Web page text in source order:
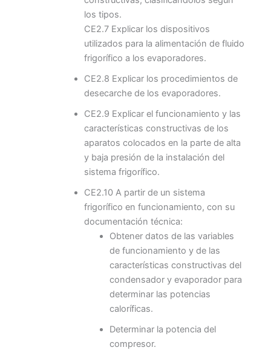
los tipos.
CE2.7 Explicar los dispositivos
utilizados para la alimentación de fluido
frigorífico a los evaporadores.
CE2.8 Explicar los procedimientos de
desecarche de los evaporadores.
CE2.9 Explicar el funcionamiento y las
características constructivas de los
aparatos colocados en la parte de alta
y baja presión de la instalación del
sistema frigorífico.
CE2.10 A partir de un sistema
frigorífico en funcionamiento, con su
documentación técnica:
Obtener datos de las variables
de funcionamiento y de las
características constructivas del
condensador y evaporador para
determinar las potencias
caloríficas.
Determinar la potencia del
compresor.